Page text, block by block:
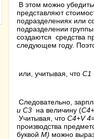
В этом можно
представляют
подразделениях или
подразделении
создаются средства
следующем году.
или, учитывая, что C1
Следовательно,
и C3 на величину (
Учитывая, что C4+V
производства
буквой M) можно